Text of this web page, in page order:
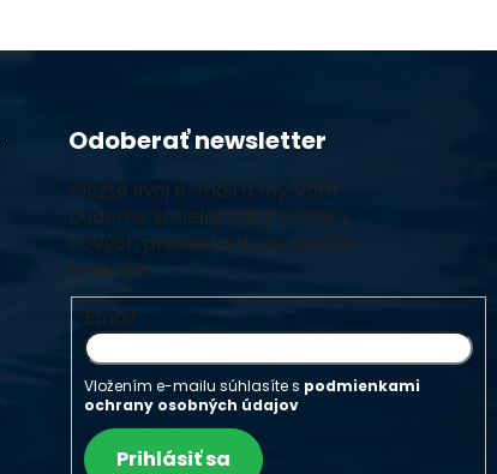
Odoberať newsletter
Vložte svoj e-mail a my Vám
budeme zasielať informácie o
nových produktoch na našom
e-shope.
Email
Vložením e-mailu súhlasíte s podmienkami
ochrany osobných údajov
Prihlásiť sa